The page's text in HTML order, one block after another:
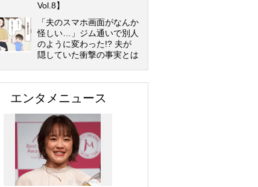
Vol.8】
「夫のスマホ画面がなんか
怪しい…」ジム通いで別人
のように変わった!? 夫が
隠していた衝撃の事実とは
エンタメニュース